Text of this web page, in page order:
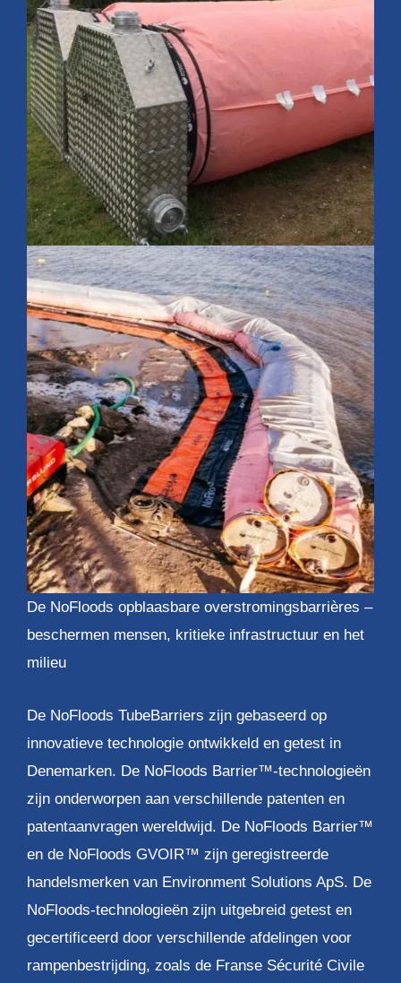
De NoFloods opblaasbare overstromingsbarrières –
beschermen mensen, kritieke infrastructuur en het
milieu
De NoFloods TubeBarriers zijn gebaseerd op
innovatieve technologie ontwikkeld en getest in
Denemarken. De NoFloods Barrier™-technologieën
zijn onderworpen aan verschillende patenten en
patentaanvragen wereldwijd. De NoFloods Barrier™
en de NoFloods GVOIR™ zijn geregistreerde
handelsmerken van Environment Solutions ApS. De
NoFloods-technologieën zijn uitgebreid getest en
gecertificeerd door verschillende afdelingen voor
rampenbestrijding, zoals de Franse Sécurité Civile